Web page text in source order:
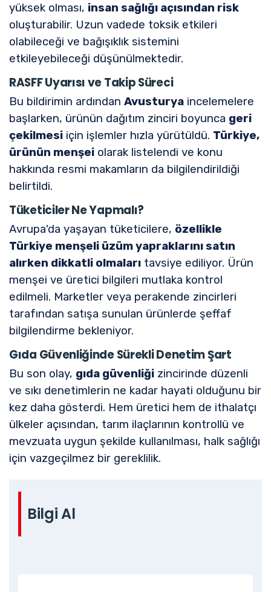
yüksek olması, insan sağlığı açısından risk
oluşturabilir. Uzun vadede toksik etkileri
olabileceği ve bağışıklık sistemini
etkileyebileceği düşünülmektedir.
RASFF Uyarısı ve Takip Süreci
Bu bildirimin ardından Avusturya incelemelere
başlarken, ürünün dağıtım zinciri boyunca geri
çekilmesi için işlemler hızla yürütüldü. Türkiye,
ürünün menşei olarak listelendi ve konu
hakkında resmi makamların da bilgilendirildiği
belirtildi.
Tüketiciler Ne Yapmalı?
Avrupa'da yaşayan tüketicilere, özellikle
Türkiye menşeli üzüm yapraklarını satın
alırken dikkatli olmaları tavsiye ediliyor. Ürün
menşei ve üretici bilgileri mutlaka kontrol
edilmeli. Marketler veya perakende zincirleri
tarafından satışa sunulan ürünlerde şeffaf
bilgilendirme bekleniyor.
Gıda Güvenliğinde Sürekli Denetim Şart
Bu son olay, gıda güvenliği zincirinde düzenli
ve sıkı denetimlerin ne kadar hayati olduğunu bir
kez daha gösterdi. Hem üretici hem de ithalatçı
ülkeler açısından, tarım ilaçlarının kontrollü ve
mevzuata uygun şekilde kullanılması, halk sağlığı
için vazgeçilmez bir gereklilik.
Bilgi Al